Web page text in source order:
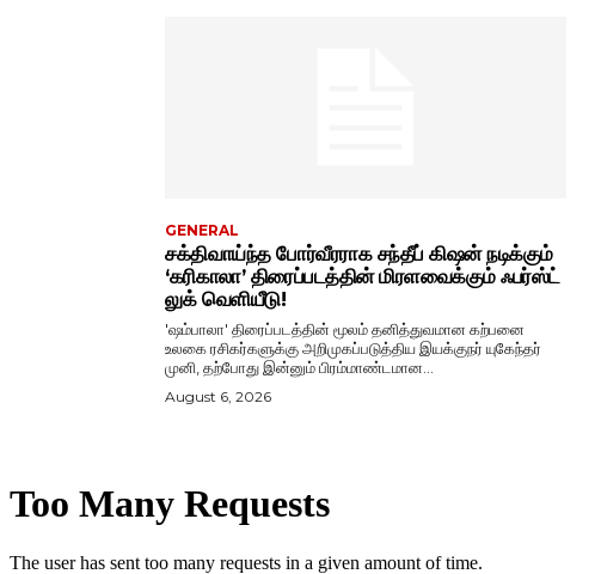
GENERAL
சக்திவாய்ந்த போர்வீரராக சந்தீப் கிஷன் நடிக்கும்
‘கரிகாலா’ திரைப்படத்தின் மிரளவைக்கும் ஃபர்ஸ்ட்
லுக் வெளியீடு!
'ஷம்பாலா' திரைப்படத்தின் மூலம் தனித்துவமான கற்பனை
உலகை ரசிகர்களுக்கு அறிமுகப்படுத்திய இயக்குநர் யுகேந்தர்
முனி, தற்போது இன்னும் பிரம்மாண்டமான...
August 6, 2026